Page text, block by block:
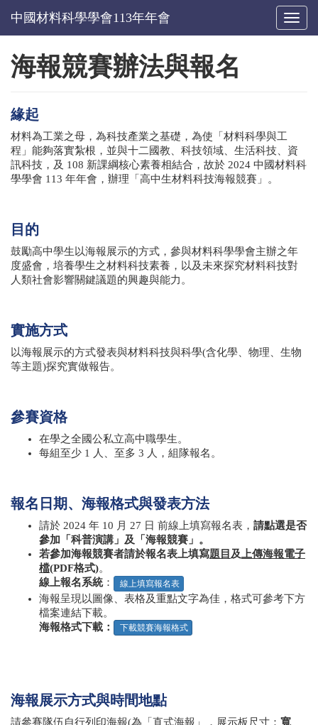
Toggle
海報競賽辦法與報名
緣起
材料為工業之母，為科技產業之基礎，為使「材料科學與工
程」能夠落實紮根，並與十二國教、科技領域、生活科技、資
訊科技，及 108 新課綱核心素養相結合，故於 2024 中國材料科
學學會 113 年年會，辦理「高中生材料科技海報競賽」。
目的
鼓勵高中學生以海報展示的方式，參與材料科學學會主辦之年
度盛會，培養學生之材料科技素養，以及未來探究材料科技對
人類社會影響關鍵議題的興趣與能力。
實施方式
以海報展示的方式發表與材料科技與科學(含化學、物理、生物
等主題)探究實做報告。
參賽資格
在學之全國公私立高中職學生。
每組至少 1 人、至多 3 人，組隊報名。
報名日期、海報格式與發表方法
請於 2024 年 10 月 27 日 前線上填寫報名表， 請點選是否
參加「科普演講」及「海報競賽」。
若參加海報競賽者請於報名表上填寫題目 及
上傳海報電子
檔(PDF格式)。
線上報名系統： 線上填寫報名表
海報呈現以圖像、表格及重點文字為佳，格式可參考下方
檔案連結下載。
海報格式下載：
下載競賽海報格式
海報展示方式與時間地點
請參賽隊伍自行列印海報(為「直式海報」，展示板尺寸： 寬